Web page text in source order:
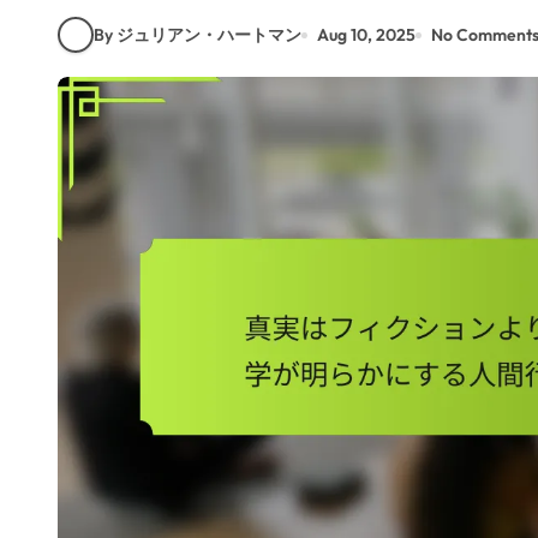
By ジュリアン・ハートマン Aug 10, 2025 No Comments